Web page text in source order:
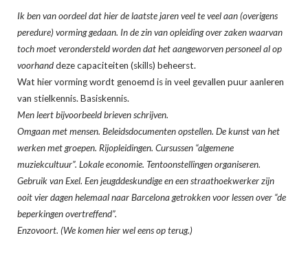
Ik ben van oordeel dat hier de laatste jaren veel te veel aan (overigens
peredure) vorming gedaan. In de zin van opleiding over zaken waarvan
toch moet verondersteld worden dat het aangeworven personeel alop
voorhanddeze capaciteiten (skills) beheerst.
Wat hier vorming wordt genoemd is in veel gevallen puur aanleren
van stielkennis. Basiskennis.
Men leert bijvoorbeeld brieven schrijven.
Omgaan met mensen. Beleidsdocumenten opstellen. De kunst van het
werken met groepen. Rijopleidingen. Cursussen “algemene
muziekcultuur”. Lokale economie. Tentoonstellingen organiseren.
Gebruik van Exel. Een jeugddeskundige en een straathoekwerker zijn
ooit vier dagen helemaal naar Barcelona getrokken voor lessen over “de
beperkingen overtreffend”.
Enzovoort. (We komen hier wel eens op terug.)